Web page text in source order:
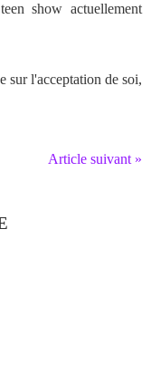
show actuellement
sur l'acceptation de soi,
Article suivant »